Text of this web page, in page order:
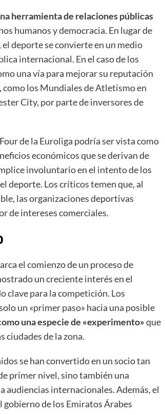
herramienta de relaciones públicas
humanos y democracia. En lugar de
deporte se convierte en un medio
internacional. En el caso de los
una vía para mejorar su reputación
los Mundiales de Atletismo en
City, por parte de inversores de
de la Euroliga podría ser vista como
económicos que se derivan de
involuntario en el intento de los
deporte. Los críticos temen que, al
las organizaciones deportivas
de intereses comerciales.
el comienzo de un proceso de
un creciente interés en el
clave para la competición. Los
un «primer paso» hacia una posible
una especie de «experimento»que
ciudades de la zona.
se han convertido en un socio tan
primer nivel, sino también una
audiencias internacionales. Además, el
gobierno de los Emiratos Árabes